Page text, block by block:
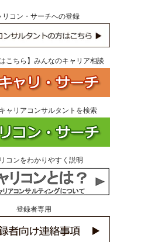
リコン・サーチへの登録
こちら】みんなのキャリア相談
ャリアコンサルタントを検索
コンをわかりやすく説明
登録者専用